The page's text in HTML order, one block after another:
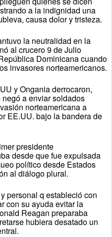
a la indignidad una
causa dolor y tristeza.
la neutralidad en la
al crucero 9 de Julio
Dominicana cuando
invasores norteamericanos.
y Ongania derrocaron,
a enviar soldados
norteamericana a
EE.UU. bajo la bandera de
presidente
desde que fue expulsada
político desde Estados
al diálogo plural.
personal q estableció con
con su ayuda evitar la
Reagan preparaba
hubiera desatado un